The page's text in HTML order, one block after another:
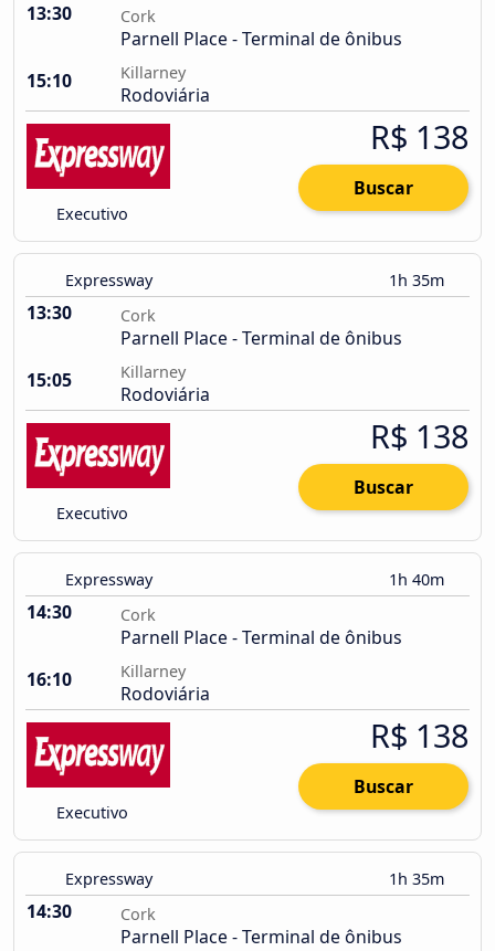
13:30 Cork
Parnell Place - Terminal de ônibus
15:10
Killarney
Rodoviária
Executivo
R$ 138
Buscar
Expressway 1h 35m
13:30 Cork
Parnell Place - Terminal de ônibus
15:05
Killarney
Rodoviária
Executivo
R$ 138
Buscar
Expressway 1h 40m
14:30 Cork
Parnell Place - Terminal de ônibus
16:10
Killarney
Rodoviária
Executivo
R$ 138
Buscar
Expressway 1h 35m
14:30 Cork
Parnell Place - Terminal de ônibus